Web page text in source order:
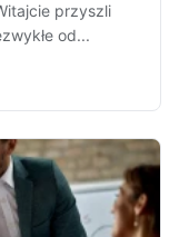
przyszli
od...